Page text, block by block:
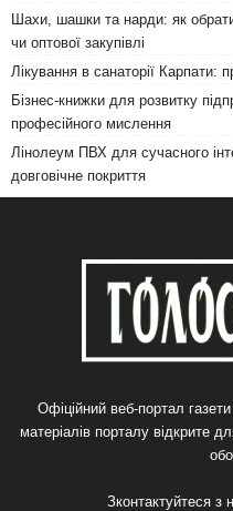
Шахи, шашки та нарди: як
чи оптової закупівлі
Лікування в санаторії Карпати:
Бізнес-книжки для розвитку
професійного мислення
Лінолеум ПВХ для сучасного
довговічне покриття
Офіційний веб-портал
матеріалів порталу відкрите
Зконтактуйтеся з